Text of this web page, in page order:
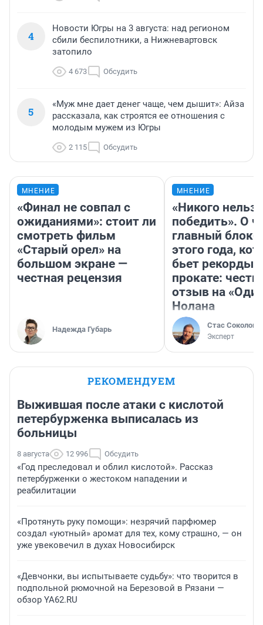
4
Новости Югры на 3 августа: над регионом
сбили беспилотники, а Нижневартовск
затопило
4 673 Обсудить
5
«Муж мне дает денег чаще, чем дышит»: Айза
рассказала, как строятся ее отношения с
молодым мужем из Югры
2 115 Обсудить
МНЕНИЕ
«Финал не совпал с
ожиданиями»: стоит ли
смотреть фильм
«Старый орел» на
большом экране —
честная рецензия
Надежда Губарь
МНЕНИЕ
«Никого нельзя
победить». О
главный
этого года,
бьет рекорды в
прокате:
отзыв на
Нолана
Стас Соколов
Эксперт
РЕКОМЕНДУЕМ
Выжившая после атаки с кислотой
петербурженка выписалась из
больницы
8 августа 12 996 Обсудить
«Год преследовал и облил кислотой». Рассказ
петербурженки о жестоком нападении и
реабилитации
«Протянуть руку помощи»: незрячий парфюмер
создал «уютный» аромат для тех, кому страшно, — он
уже увековечил в духах Новосибирск
«Девчонки, вы испытываете судьбу»: что творится в
подпольной рюмочной на Березовой в Рязани —
обзор YA62.RU